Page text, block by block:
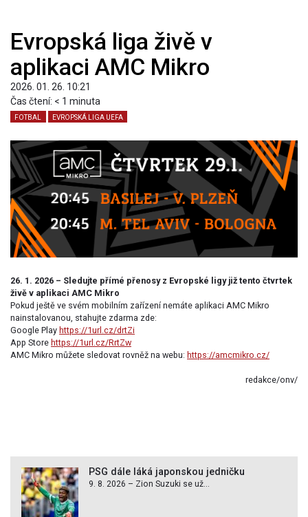
Evropská liga živě v
aplikaci AMC Mikro
2026. 01. 26. 10:21
Čas čtení: < 1 minuta
FOTBAL EVROPSKÁ LIGA UEFA
26. 1. 2026 – Sledujte přímé přenosy z Evropské ligy již tento čtvrtek
živě v aplikaci AMC Mikro
Pokud ještě ve svém mobilním zařízení nemáte aplikaci AMC Mikro
nainstalovanou, stahujte zdarma zde:
Google Play https://1url.cz/drtZi
App Store https://1url.cz/RrtZw
AMC Mikro můžete sledovat rovněž na webu: https://amcmikro.cz/
redakce/onv/
PSG dále láká japonskou jedničku
9. 8. 2026 – Zion Suzuki se už...